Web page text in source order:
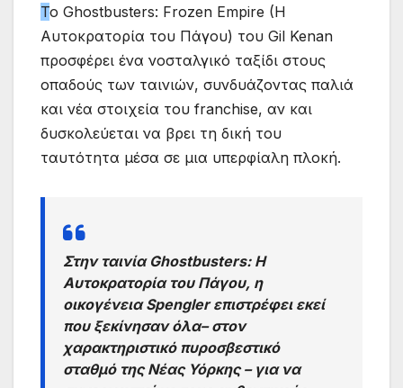
Το Ghostbusters: Frozen Empire (H
Αυτοκρατορία του Πάγου) του Gil Kenan
προσφέρει ένα νοσταλγικό ταξίδι στους
οπαδούς των ταινιών, συνδυάζοντας παλιά
και νέα στοιχεία του franchise, αν και
δυσκολεύεται να βρει τη δική του
ταυτότητα μέσα σε μια υπερφίαλη πλοκή.
Στην ταινία Ghostbusters: Η
Αυτοκρατορία του Πάγου, η
οικογένεια Spengler επιστρέφει εκεί
που ξεκίνησαν όλα– στον
χαρακτηριστικό πυροσβεστικό
σταθμό της Νέας Υόρκης – για να